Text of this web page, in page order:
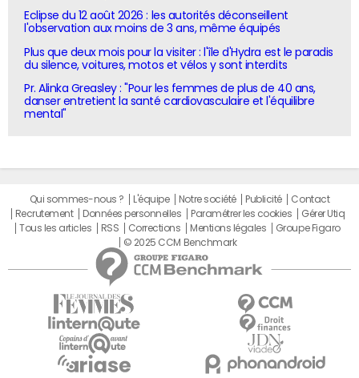
Eclipse du 12 août 2026 : les autorités déconseillent
l'observation aux moins de 3 ans, même équipés
Plus que deux mois pour la visiter : l'île d'Hydra est le paradis
du silence, voitures, motos et vélos y sont interdits
Pr. Alinka Greasley : "Pour les femmes de plus de 40 ans,
danser entretient la santé cardiovasculaire et l'équilibre
mental"
Qui sommes-nous ? L'équipe Notre société Publicité
Contact
Recrutement
Données personnelles Paramétrer les cookies
Gérer Utiq
Tous les articles
RSS Corrections Mentions légales
Groupe Figaro
© 2025 CCM Benchmark